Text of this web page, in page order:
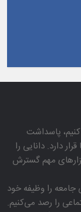
كنیم، پاسداشت
دارد. دانایی را
مهم گسترش
جامعه را وظیفه خود
را رصد می‌كنیم.